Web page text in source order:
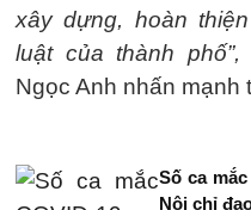
xây dựng, hoàn
luật của thành phố”,
Ngọc Anh nhấn mạnh
Số ca
Nội chỉ